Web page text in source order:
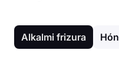
Alkalmi frizura